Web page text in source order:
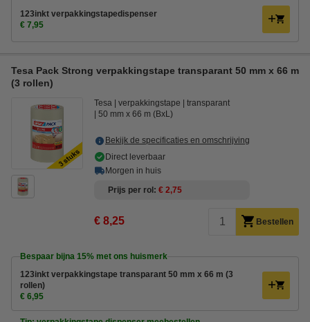
123inkt verpakkingstapedispenser
€ 7,95
Tesa Pack Strong verpakkingstape transparant 50 mm x 66 m
(3 rollen)
Tesa verpakkingstape
transparant
50 mm x 66 m (BxL)
Bekijk de specificaties en omschrijving
Direct leverbaar
Morgen in huis
Prijs per rol
€ 2,75
€ 8,25 Bestellen
Bespaar bijna 15% met ons huismerk
123inkt verpakkingstape transparant 50 mm x 66 m (3
rollen)
€ 6,95